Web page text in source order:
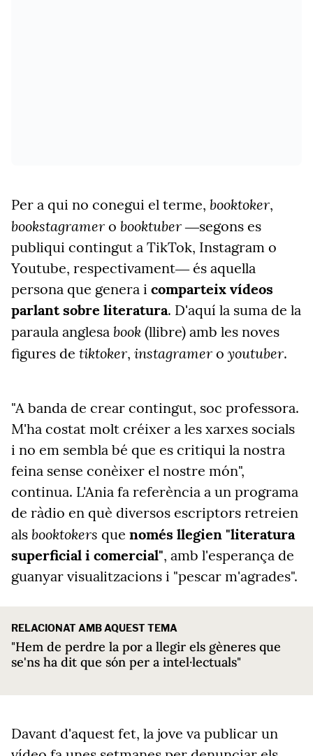
Per a qui no conegui el terme, booktoker,
bookstagramer o booktuber―segons es
publiqui contingut a TikTok, Instagram o
Youtube, respectivament― és aquella
persona que genera i comparteix vídeos
parlant sobre literatura. D'aquí la suma de la
paraula anglesa book (llibre) amb les noves
figures de tiktoker, instagramer o youtuber.
"A banda de crear contingut, soc professora.
M'ha costat molt créixer a les xarxes socials
i no em sembla bé que es critiqui la nostra
feina sense conèixer el nostre món",
continua. L'Ania fa referència a un programa
de ràdio en què diversos escriptors retreien
als booktokers que només llegien "literatura
superficial i comercial", amb l'esperança de
guanyar visualitzacions i "pescar m'agrades".
RELACIONAT AMB AQUEST TEMA
"Hem de perdre la por a llegir els gèneres que
se'ns ha dit que són per a intel·lectuals"
Davant d'aquest fet, la jove va publicar un